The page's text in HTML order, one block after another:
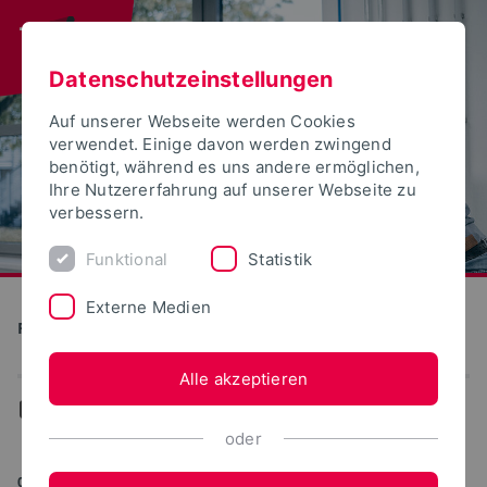
Produktion und Technik
... News-Archiv
09.02.2023
Datenschutzeinstellungen
Auf unserer Webseite werden Cookies
verwendet. Einige davon werden zwingend
benötigt, während es uns andere ermöglichen,
Ihre Nutzererfahrung auf unserer Webseite zu
verbessern.
Funktional Statistik
Externe Medien
Alle akzeptieren
oder